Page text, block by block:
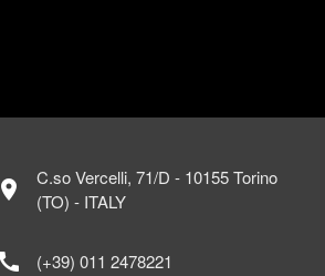
C.so Vercelli, 71/D - 10155 Torino
(TO) - ITALY
(+39) 011 2478221